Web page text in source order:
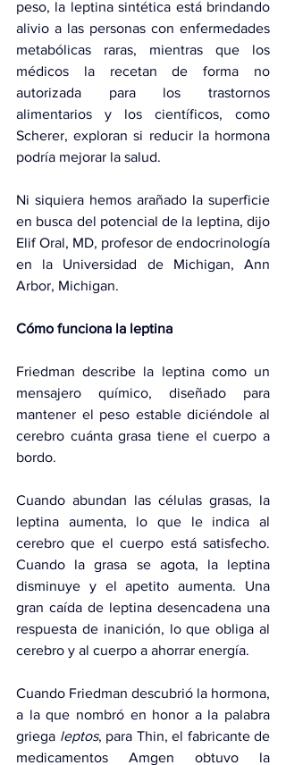
peso, la leptina sintética está brindando
alivio a las personas con enfermedades
metabólicas raras, mientras que los
médicos la recetan de forma no
autorizada para los trastornos
alimentarios y los científicos, como
Scherer, exploran si reducir la hormona
podría mejorar la salud.
Ni siquiera hemos arañado la superficie
en busca del potencial de la leptina, dijo
Elif Oral, MD, profesor de endocrinología
en la Universidad de Michigan, Ann
Arbor, Michigan.
Cómo funciona la leptina
Friedman describe la leptina como un
mensajero químico, diseñado para
mantener el peso estable diciéndole al
cerebro cuánta grasa tiene el cuerpo a
bordo.
Cuando abundan las células grasas, la
leptina aumenta, lo que le indica al
cerebro que el cuerpo está satisfecho.
Cuando la grasa se agota, la leptina
disminuye y el apetito aumenta. Una
gran caída de leptina desencadena una
respuesta de inanición, lo que obliga al
cerebro y al cuerpo a ahorrar energía.
Cuando Friedman descubrió la hormona,
a la que nombró en honor a la palabra
griega leptos, para Thin, el fabricante de
medicamentos Amgen obtuvo la